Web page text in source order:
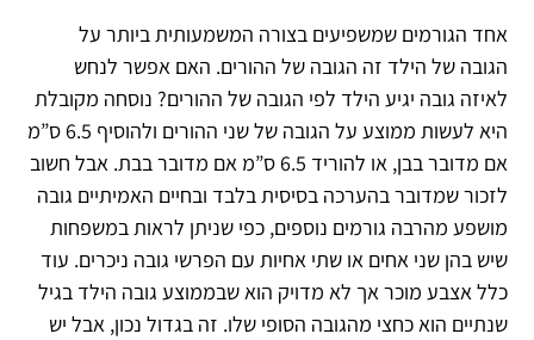
אחד הגורמים שמשפיעים בצורה המשמעותית ביותר על
הגובה של הילד זה הגובה של ההורים. האם אפשר לנחש
לאיזה גובה יגיע הילד לפי הגובה של ההורים? נוסחה מקובלת
היא לעשות ממוצע על הגובה של שני ההורים ולהוסיף 6.5 ס”מ
אם מדובר בבן, או להוריד 6.5 ס”מ אם מדובר בבת. אבל חשוב
לזכור שמדובר בהערכה בסיסית בלבד ובחיים האמיתיים גובה
מושפע מהרבה גורמים נוספים, כפי שניתן לראות במשפחות
שיש בהן שני אחים או שתי אחיות עם הפרשי גובה ניכרים. עוד
כלל אצבע מוכר אך לא מדויק הוא שבממוצע גובה הילד בגיל
שנתיים הוא כחצי מהגובה הסופי שלו. זה בגדול נכון, אבל יש